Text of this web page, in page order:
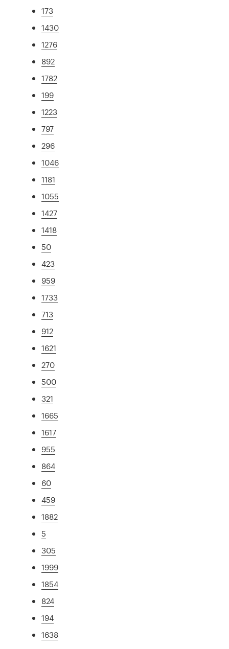
173
1430
1276
892
1782
199
1223
797
296
1046
1181
1055
1427
1418
50
423
959
1733
713
912
1621
270
500
321
1665
1617
955
864
60
459
1882
5
305
1999
1854
824
194
1638